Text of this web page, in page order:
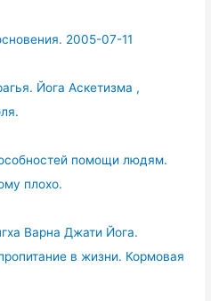
2005-07-11
Йога Аскетизма ,
помощи людям.
плохо.
Варна Джати Йога.
в жизни. Кормовая